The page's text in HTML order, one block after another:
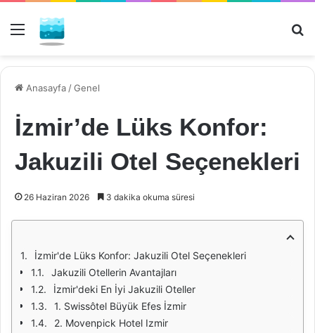
Menü
Anasayfa /Genel
İzmir’de Lüks Konfor:
Jakuzili Otel Seçenekleri
26 Haziran 2026 3 dakika okuma süresi
İzmir'de Lüks Konfor: Jakuzili Otel Seçenekleri
Jakuzili Otellerin Avantajları
İzmir'deki En İyi Jakuzili Oteller
1. Swissôtel Büyük Efes İzmir
2. Movenpick Hotel Izmir